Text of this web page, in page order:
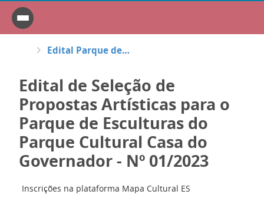
Edital Parque de Esculturas 2023
Edital de Seleção de
Propostas Artísticas para o
Parque de Esculturas do
Parque Cultural Casa do
Governador - Nº 01/2023
Inscrições na plataforma Mapa Cultural ES